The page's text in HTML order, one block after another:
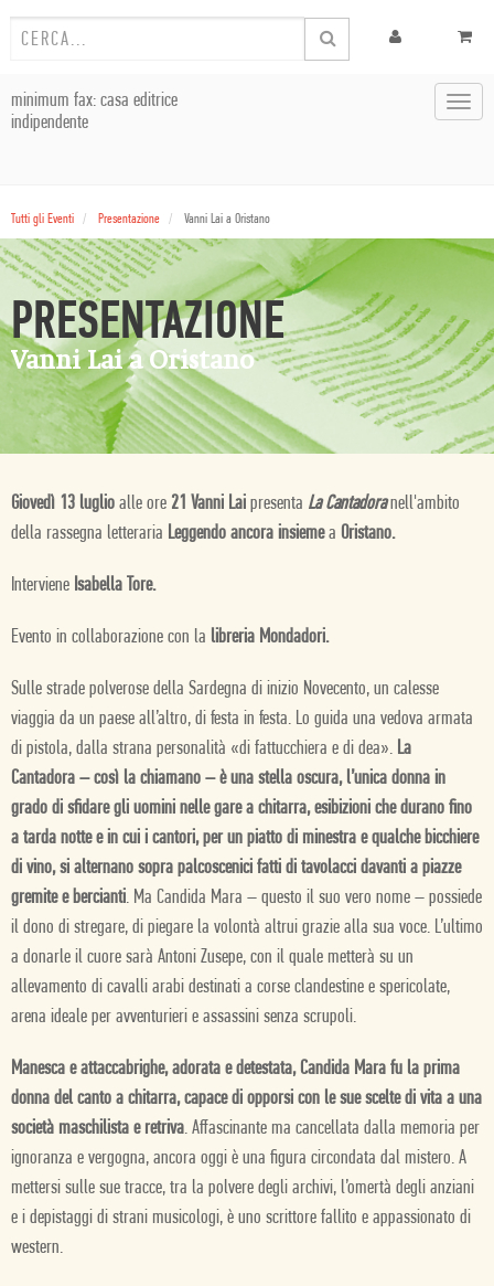
minimum fax: casa editrice
indipendente
Tutti gli Eventi Presentazione Vanni Lai a Oristano
PRESENTAZIONE
Vanni Lai a Oristano
Giovedì 13 luglio alle ore 21 Vanni Lai presenta La Cantadoranell'ambito
della rassegna letteraria Leggendo ancora insiemea Oristano.
Interviene Isabella Tore.
Evento in collaborazione con la libreria Mondadori.
Sulle strade polverose della Sardegna di inizio Novecento, un calesse
viaggia da un paese all’altro, di festa in festa. Lo guida una vedova armata
di pistola, dalla strana personalità «di fattucchiera e di dea». La
Cantadora – così la chiamano – è una stella oscura, l’unica donna in
grado di sfidare gli uomini nelle gare a chitarra, esibizioni che durano fino
a tarda notte e in cui i cantori, per un piatto di minestra e qualche bicchiere
di vino, si alternano sopra palcoscenici fatti di tavolacci davanti a piazze
gremite e bercianti. Ma Candida Mara – questo il suo vero nome – possiede
il dono di stregare, di piegare la volontà altrui grazie alla sua voce. L’ultimo
a donarle il cuore sarà Antoni Zusepe, con il quale metterà su un
allevamento di cavalli arabi destinati a corse clandestine e spericolate,
arena ideale per avventurieri e assassini senza scrupoli.
Manesca e attaccabrighe, adorata e detestata, Candida Mara fu la prima
donna del canto a chitarra, capace di opporsi con le sue scelte di vita a una
società maschilista e retriva. Affascinante ma cancellata dalla memoria per
ignoranza e vergogna, ancora oggi è una figura circondata dal mistero. A
mettersi sulle sue tracce, tra la polvere degli archivi, l’omertà degli anziani
e i depistaggi di strani musicologi, è uno scrittore fallito e appassionato di
western.